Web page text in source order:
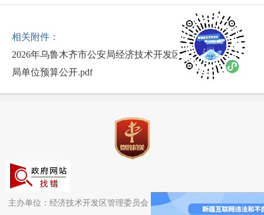
相关附件：
2026年乌鲁木齐市公安局经济技术开发区（头屯河区）分
局单位预算公开.pdf
主办单位：经济技术开发区管理委员会（头屯河区人民政府）办公室